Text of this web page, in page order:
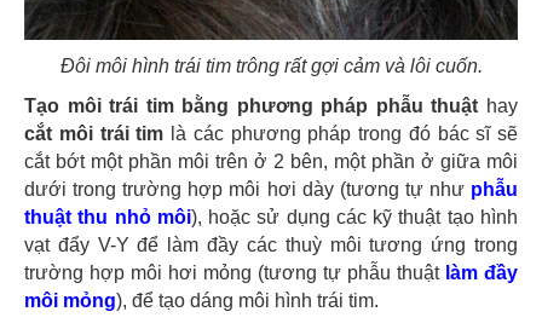
Đôi môi hình trái tim trông rất gợi cảm và lôi cuốn.
Tạo môi trái tim bằng phương pháp phẫu thuật hay
cắt môi trái tim là các phương pháp trong đó bác sĩ sẽ
cắt bớt một phần môi trên ở 2 bên, một phần ở giữa môi
dưới trong trường hợp môi hơi dày (tương tự như phẫu
thuật thu nhỏ môi), hoặc sử dụng các kỹ thuật tạo hình
vạt đẩy V-Y để làm đầy các thuỳ môi tương ứng trong
trường hợp môi hơi mỏng (tương tự phẫu thuật làm đầy
môi mỏng), để tạo dáng môi hình trái tim.